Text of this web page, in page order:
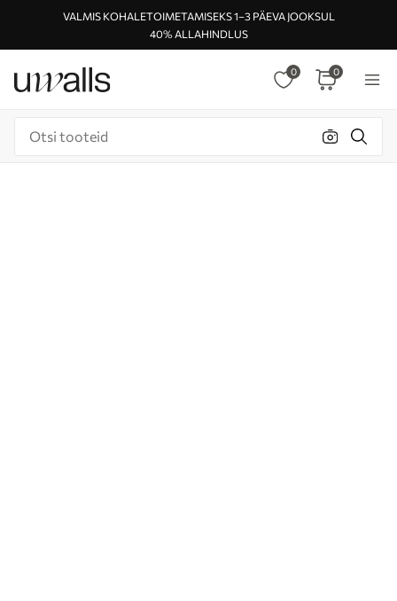
VALMIS KOHALETOIMETAMISEKS 1–3 PÄEVA JOOKSUL
40% ALLAHINDLUS
0 0